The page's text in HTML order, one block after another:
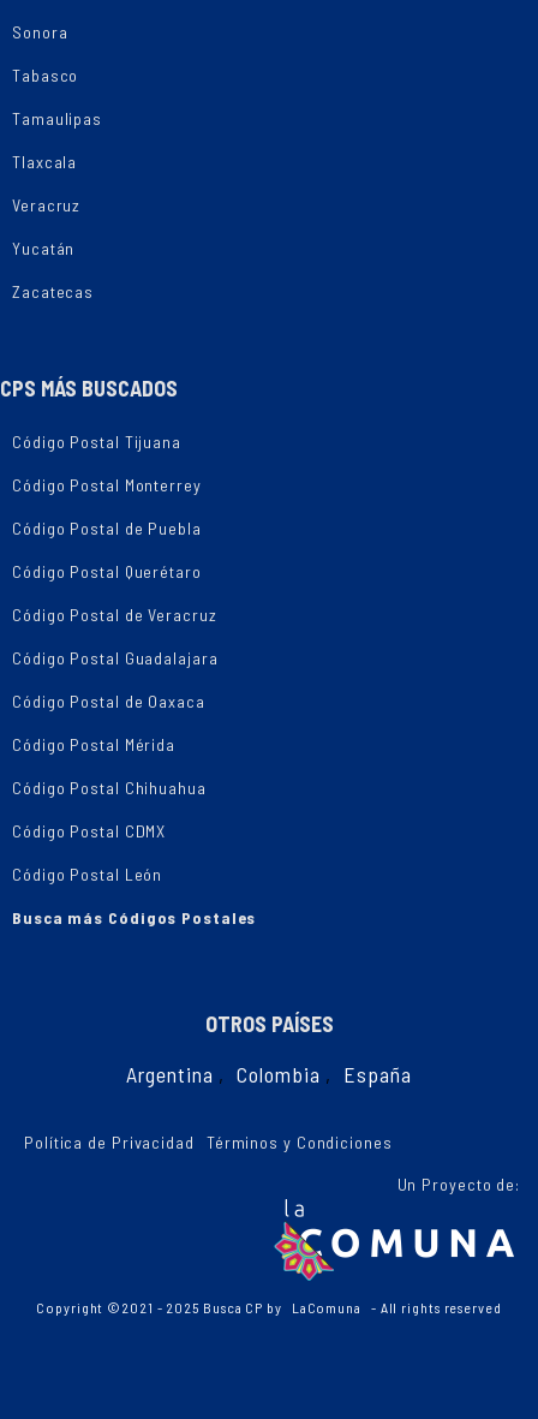
Sonora
Tabasco
Tamaulipas
Tlaxcala
Veracruz
Yucatán
Zacatecas
CPS MÁS BUSCADOS
Código Postal Tijuana
Código Postal Monterrey
Código Postal de Puebla
Código Postal Querétaro
Código Postal de Veracruz
Código Postal Guadalajara
Código Postal de Oaxaca
Código Postal Mérida
Código Postal Chihuahua
Código Postal CDMX
Código Postal León
Busca más Códigos Postales
OTROS PAÍSES
Argentina , Colombia , España
Política de Privacidad Términos y Condiciones
Un Proyecto de:
Copyright ©2021 - 2025 Busca CP by LaComuna - All rights reserved